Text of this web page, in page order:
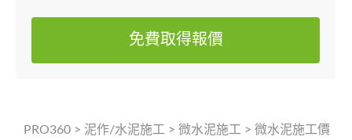
免費取得報價
PRO360 > 泥作/水泥施工 > 微水泥施工 > 微水泥施工價